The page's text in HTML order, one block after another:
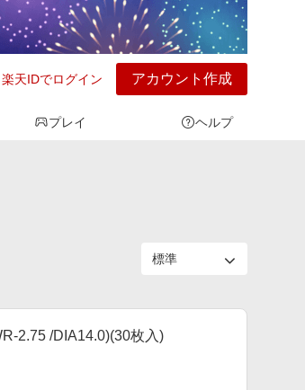
楽天IDでログイン アカウント作成
プレイ ヘルプ
2.75 /DIA14.0)(30枚入)